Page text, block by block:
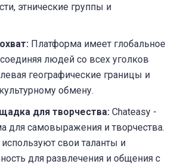
этнические группы и
Платформа имеет глобальное
соединяя людей со всех уголков
географические границы и
обмену.
для творчества: Chateasy -
для самовыражения и творчества.
свои таланты и
для развлечения и общения с